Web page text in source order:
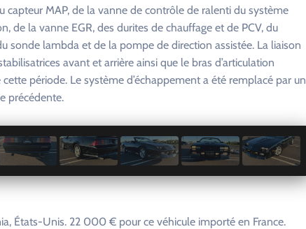
capteur MAP, de la vanne de contrôle de ralenti du système
de la vanne EGR, des durites de chauffage et de PCV, du
sonde lambda et de la pompe de direction assistée. La liaison
avant et arrière ainsi que le bras d’articulation
période. Le système d’échappement a été remplacé par un
précédente.
1 / 15
États-Unis. 22 000 € pour ce véhicule importé en France.